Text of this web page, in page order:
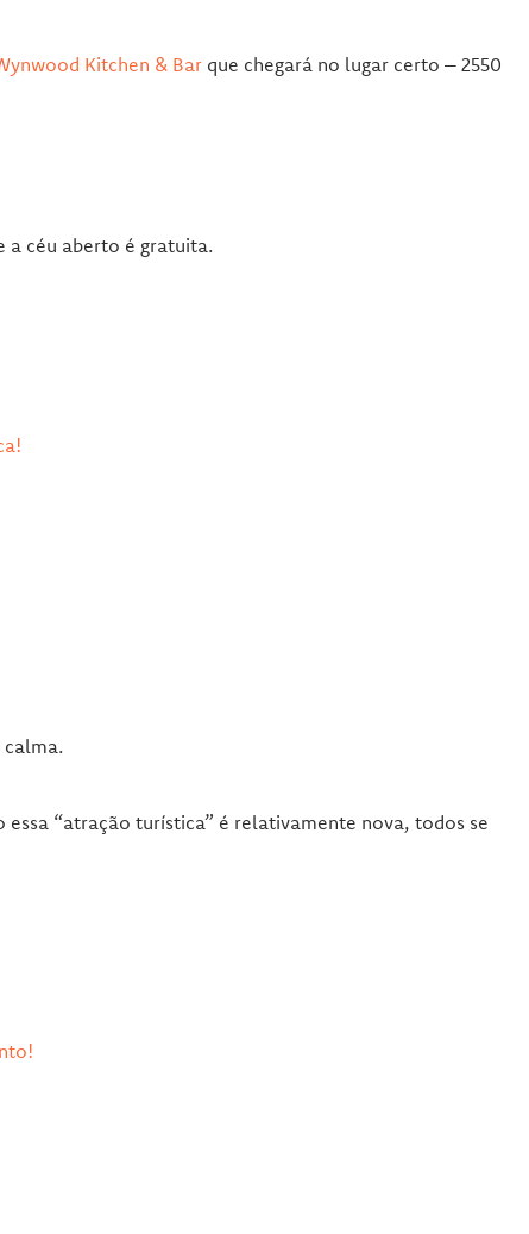
Kitchen & Bar que chegará no lugar certo – 2550
a céu aberto é gratuita.
“atração turística” é relativamente nova, todos se